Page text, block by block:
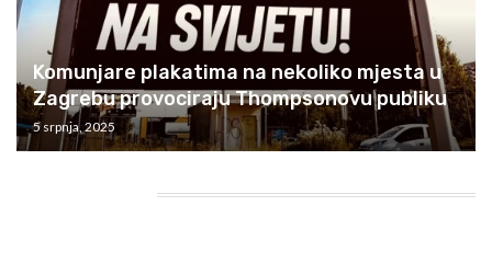
Komunjare plakatima na nekoliko mjesta u
Zagrebu provociraju Thompsonovu publiku
5 srpnja, 2025